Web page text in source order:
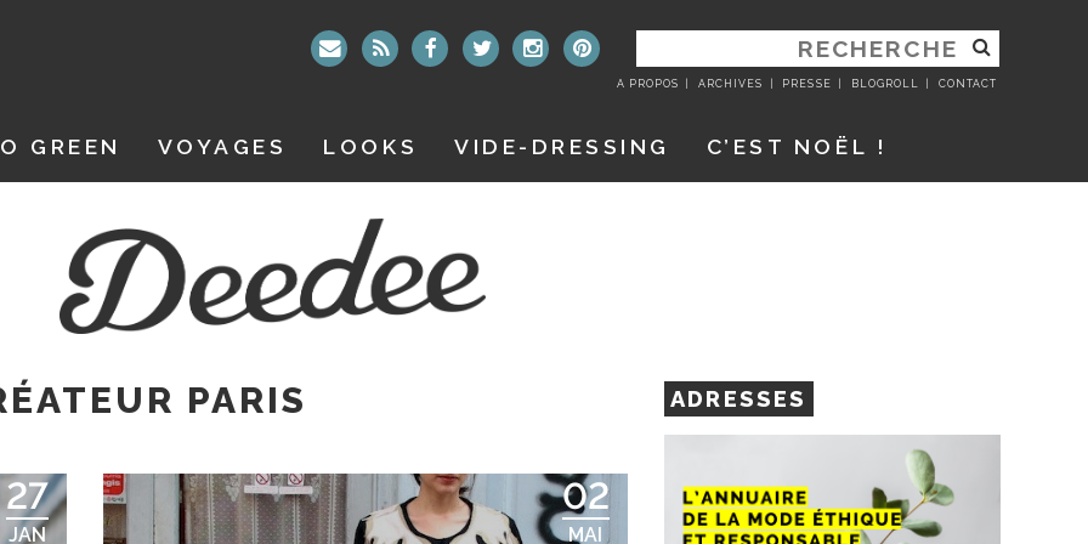
RECHERCHER
:
A PROPOS ARCHIVES PRESSE BLOGROLL CONTACT
GREEN VOYAGES LOOKS VIDE-DRESSING C’EST NOËL !
PARIS
27
JAN
02
MAI
ADRESSES